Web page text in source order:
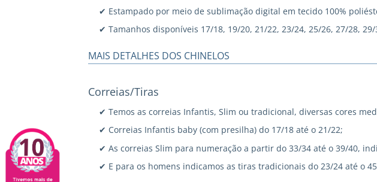
✔ Estampado por meio de sublimação digital em tecido 100%
✔ Tamanhos disponíveis 17/18, 19/20, 21/22, 23/24, 25/26, 27/28,
MAIS DETALHES DOS CHINELOS
Correias/Tiras
✔ Temos as correias Infantis, Slim ou tradicional, diversas cores
✔ Correias Infantis baby (com presilha) do 17/18 até o 21/22;
✔ As correias Slim para numeração a partir do 33/34 até o 39/40,
✔ E para os homens indicamos as tiras tradicionais do 23/24 até o